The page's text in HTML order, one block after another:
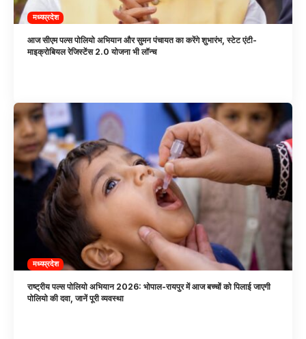
मध्यप्रदेश
आज सीएम पल्स पोलियो अभियान और सुमन पंचायत का करेंगे शुभारंभ, स्टेट एंटी-
माइक्रोबियल रेजिस्टेंस 2.0 योजना भी लॉन्च
मध्यप्रदेश
राष्ट्रीय पल्स पोलियो अभियान 2026: भोपाल-रायपुर में आज बच्चों को पिलाई जाएगी
पोलियो की दवा, जानें पूरी व्यवस्था